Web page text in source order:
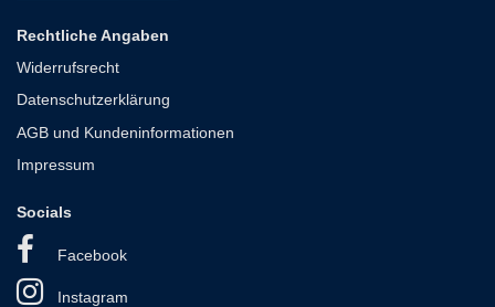
Rechtliche Angaben
Widerrufsrecht
Datenschutzerklärung
AGB und Kundeninformationen
Impressum
Socials
Facebook
Instagram